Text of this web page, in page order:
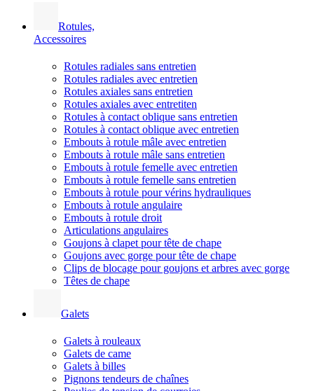
Rotules,
Accessoires
Rotules radiales sans entretien
Rotules radiales avec entretien
Rotules axiales sans entretien
Rotules axiales avec entretiten
Rotules à contact oblique sans entretien
Rotules à contact oblique avec entretien
Embouts à rotule mâle avec entretien
Embouts à rotule mâle sans entretien
Embouts à rotule femelle avec entretien
Embouts à rotule femelle sans entretien
Embouts à rotule pour vérins hydrauliques
Embouts à rotule angulaire
Embouts à rotule droit
Articulations angulaires
Goujons à clapet pour tête de chape
Goujons avec gorge pour tête de chape
Clips de blocage pour goujons et arbres avec gorge
Têtes de chape
Galets
Galets à rouleaux
Galets de came
Galets à billes
Pignons tendeurs de chaînes